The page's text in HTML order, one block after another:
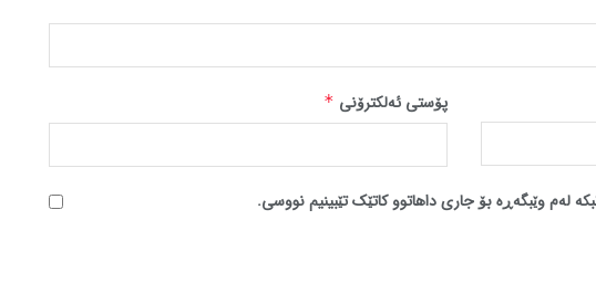
پۆستی ئەلکترۆنی *
لەم وێبگەڕە بۆ جاری داهاتوو کاتێک تێبینیم نووسی.